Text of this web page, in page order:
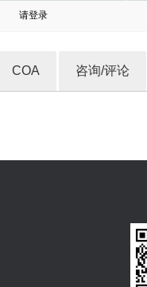
请登录
COA 咨询/评论